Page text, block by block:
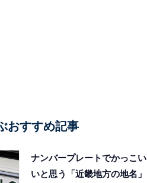
おすすめ記事
ナンバープレートでかっこい
いと思う「近畿地方の地名」